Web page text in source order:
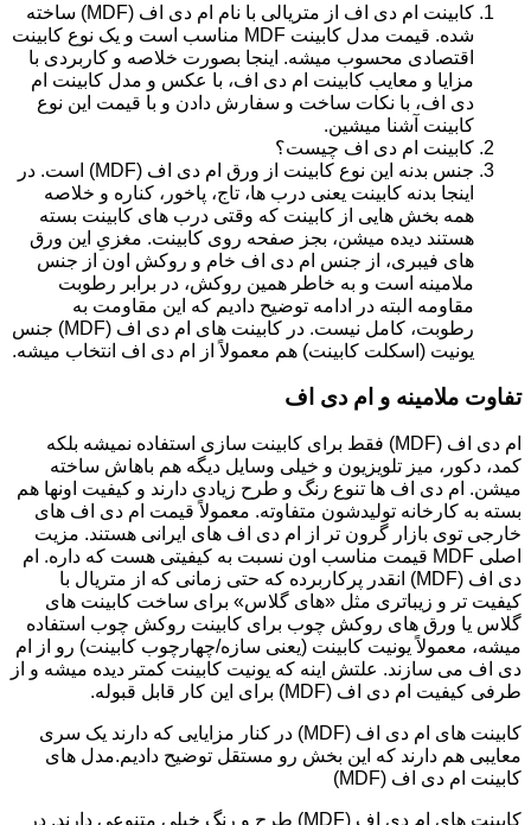
کابینت ام دی اف از متریالی با نام ام دی اف (MDF) ساخته
شده. قیمت مدل کابینت MDF مناسب است و یک نوع کابینت
اقتصادی محسوب میشه. اینجا بصورت خلاصه و کاربردی با
مزایا و معایب کابینت ام دی اف، با عکس و مدل کابینت ام
دی اف، با نکات ساخت و سفارش دادن و با قیمت این نوع
کابینت آشنا میشین.
کابینت ام دی اف چیست؟
جنس بدنه این نوع کابینت از ورق ام دی اف (MDF) است. در
اینجا بدنه کابینت یعنی درب ها، تاج، پاخور، کناره و خلاصه
همه بخش هایی از کابینت که وقتی درب های کابینت بسته
هستند دیده میشن، بجز صفحه روی کابینت. مغزیِ این ورق
های فیبری، از جنس ام دی اف خام و روکش اون از جنس
ملامینه است و به خاطر همین روکش، در برابر رطوبت
مقاومه البته در ادامه توضیح دادیم که این مقاومت به
رطوبت، کامل نیست. در کابینت های ام دی اف (MDF) جنس
یونیت (اسکلت کابینت) هم معمولاً از ام دی اف انتخاب میشه.
تفاوت ملامینه و ام دی اف
ام دی اف (MDF) فقط برای کابینت سازی استفاده نمیشه بلکه
کمد، دکور، میز تلویزیون و خیلی وسایل دیگه هم باهاش ساخته
میشن. ام دی اف ها تنوع رنگ و طرح زیادی دارند و کیفیت اونها هم
بسته به کارخانه تولیدشون متفاوته. معمولاً قیمت ام دی اف های
خارجی توی بازار گرون تر از ام دی اف های ایرانی هستند. مزیت
اصلی MDF قیمت مناسب اون نسبت به کیفیتی هست که داره. ام
دی اف (MDF) انقدر پرکاربرده که حتی زمانی که از متریال با
کیفیت تر و زیباتری مثل «های گلاس» برای ساخت کابینت های
گلاس یا ورق های روکش چوب برای کابینت روکش چوب استفاده
میشه، معمولاً یونیت کابینت (یعنی سازه/چهارچوب کابینت) رو از ام
دی اف می سازند. علتش اینه که یونیت کابینت کمتر دیده میشه و از
طرفی کیفیت ام دی اف (MDF) برای این کار قابل قبوله.
کابینت های ام دی اف (MDF) در کنار مزایایی که دارند یک سری
معایبی هم دارند که این بخش رو مستقل توضیح دادیم.مدل های
کابینت ام دی اف (MDF)
کابینت های ام دی اف (MDF) طرح و رنگ خیلی متنوعی دارند. در